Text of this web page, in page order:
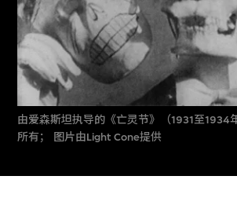
由爱森斯坦执导的《亡灵节》（1931至1934
所有； 图片由Light Cone提供